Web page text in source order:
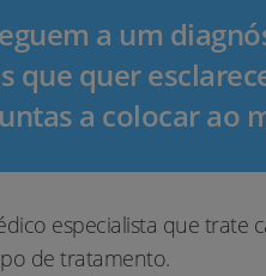
a um
que quer
a colocar ao
especialista que
de tratamento.